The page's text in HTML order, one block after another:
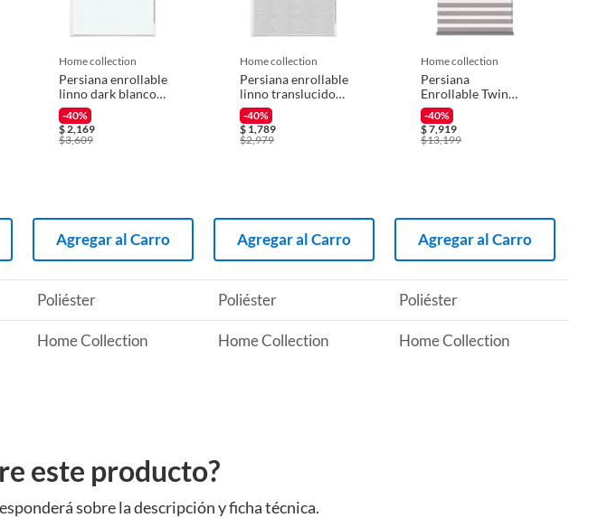
home collection
Persiana enrollable
linno dark blanco
1mx3.00m
-40%
$2,169
$3,609
Agregar al Carro
home collection
Persiana enrollable
linno translucido
gris 1.80mx1.50m
-40%
$1,789
$2,979
Agregar al Carro
home collection
Persiana
Enrollable Twin
Dimout Gris 2.75 x
2.40 m
-40%
$7,919
$13,199
Agregar al Carro
Poliéster Poliéster Poliéster
Home Collection Home Collection Home Collection
este producto?
sobre la descripción y ficha técnica.